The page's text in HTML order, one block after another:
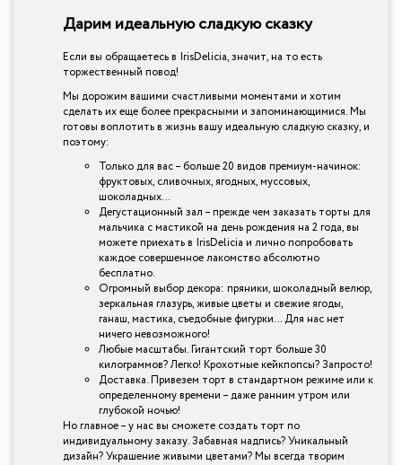
Дарим идеальную сладкую сказку
Если вы обращаетесь в IrisDelicia, значит, на то есть
торжественный повод!
Мы дорожим вашими счастливыми моментами и хотим
сделать их еще более прекрасными и запоминающимися. Мы
готовы воплотить в жизнь вашу идеальную сладкую сказку, и
поэтому:
Только для вас – больше 20 видов премиум-начинок:
фруктовых, сливочных, ягодных, муссовых,
шоколадных…
Дегустационный зал – прежде чем заказать торты для
мальчика с мастикой на день рождения на 2 года, вы
можете приехать в IrisDelicia и лично попробовать
каждое совершенное лакомство абсолютно
бесплатно.
Огромный выбор декора: пряники, шоколадный велюр,
зеркальная глазурь, живые цветы и свежие ягоды,
ганаш, мастика, съедобные фигурки… Для нас нет
ничего невозможного!
Любые масштабы. Гигантский торт больше 30
килограммов? Легко! Крохотные кейкпопсы? Запросто!
Доставка. Привезем торт в стандартном режиме или к
определенному времени – даже ранним утром или
глубокой ночью!
Но главное – у нас вы сможете создать торт по
индивидуальному заказу. Забавная надпись? Уникальный
дизайн? Украшение живыми цветами? Мы всегда творим